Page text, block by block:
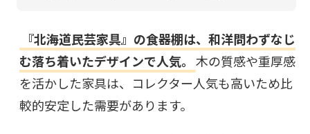
『北海道民芸家具』の食器棚は、和洋問わずなじ
む落ち着いたデザインで人気。 木の質感や重厚感
を活かした家具は、コレクター人気も高いため比
較的安定した需要があります。